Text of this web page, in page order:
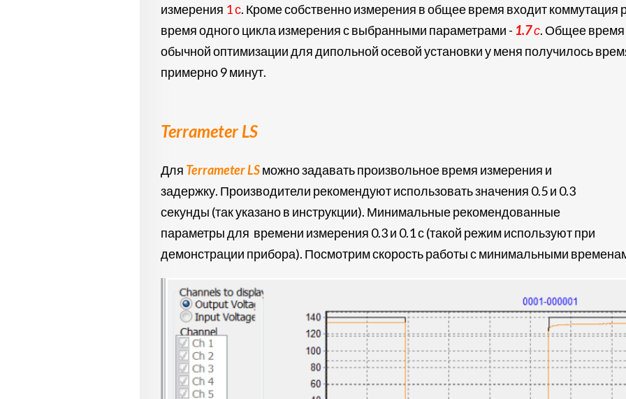
измерения 1 с. Кроме собственно измерения в общее время входит
время одного цикла измерения с выбранными параметрами - 1.7с. Общее время
обычной оптимизации для дипольной осевой установки у меня получилось
примерно 9 минут.
Terrameter LS
Для Terrameter LSможно задавать произвольное время измерения и
задержку. Производители рекомендуют использовать значения 0.5 и 0.3
секунды (так указано в инструкции). Минимальные рекомендованные
параметры для времени измерения 0.3 и 0.1 с (такой режим используют при
демонстрации прибора). Посмотрим скорость работы с минимальными